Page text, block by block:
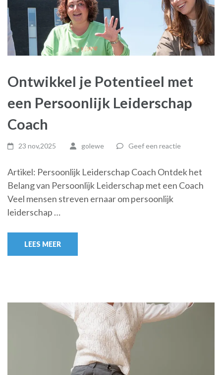
Ontwikkel je Potentieel met
een Persoonlijk Leiderschap
Coach
23 nov,2025 golewe Geef een reactie
Artikel: Persoonlijk Leiderschap Coach Ontdek het
Belang van Persoonlijk Leiderschap met een Coach
Veel mensen streven ernaar om persoonlijk
leiderschap …
LEES MEER